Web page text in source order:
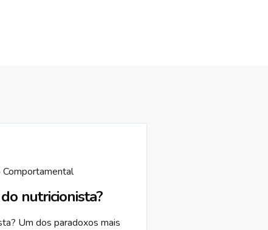
Comportamental
nutricionista?
Um dos paradoxos mais